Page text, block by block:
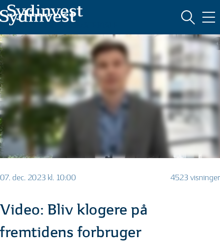
MARKEDSFØRINGSMATERIALE
07. dec. 2023 kl. 10:00 4523 visninger
Video: Bliv klogere på
fremtidens forbruger